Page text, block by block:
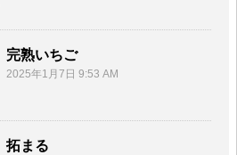
完熟いちご
2025年1月7日 9:53 AM
拓まる